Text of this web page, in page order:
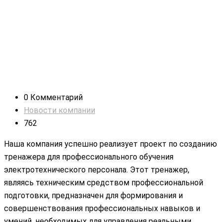
0 Комментарий
Новости компании
762
Наша компания успешно реализует проект по созданию
тренажера для профессионального обучения
электротехнического персонала. Этот тренажер,
являясь техническим средством профессиональной
подготовки, предназначен для формирования и
совершенствования профессиональных навыков и